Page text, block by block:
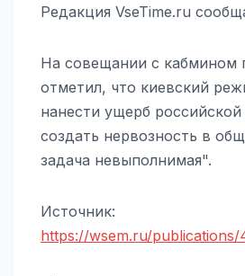
Редакция VseTime.ru
На совещании с кабмином
отметил, что киевский
нанести ущерб
создать нервозность в
задача невыполнимая".
Источник:
https://wsem.ru/